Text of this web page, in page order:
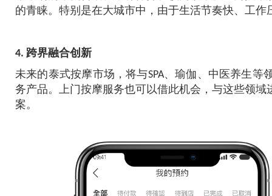
的青睐。特别是在大城市中，由于生活节奏快、工
4. 跨界融合创新
未来的泰式按摩市场，将与SPA、瑜伽、中医养生
务产品。上门按摩服务也可以借此机会，与这些领
案。